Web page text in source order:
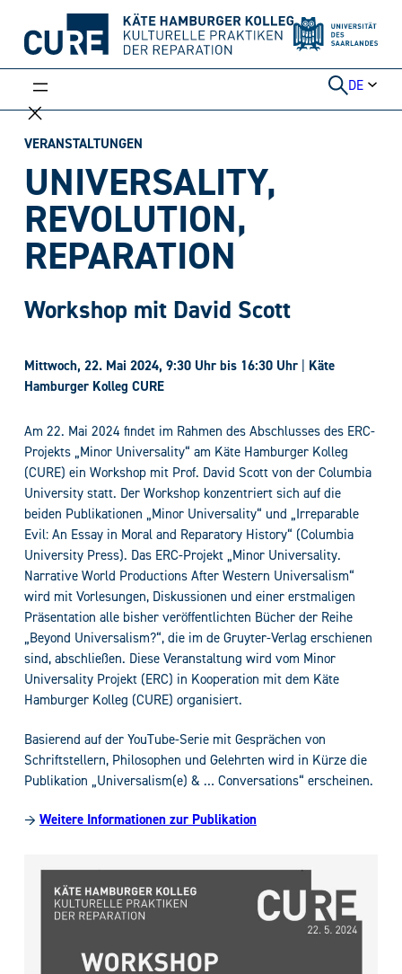
Inhalt
DE
VERANSTALTUNGEN
UNIVERSALITY,
REVOLUTION,
REPARATION
Workshop mit David Scott
Mittwoch, 22. Mai 2024, 9:30 Uhr bis 16:30 Uhr| Käte
Hamburger Kolleg CURE
Am 22. Mai 2024 findet im Rahmen des Abschlusses des ERC-
Projekts „Minor Universality“ am Käte Hamburger Kolleg
(CURE) ein Workshop mit Prof. David Scott von der Columbia
University statt. Der Workshop konzentriert sich auf die
beiden Publikationen „Minor Universality“ und „Irreparable
Evil: An Essay in Moral and Reparatory History“ (Columbia
University Press). Das ERC-Projekt „Minor Universality.
Narrative World Productions After Western Universalism“
wird mit Vorlesungen, Diskussionen und einer erstmaligen
Präsentation alle bisher veröffentlichten Bücher der Reihe
„Beyond Universalism?“, die im de Gruyter-Verlag erschienen
sind, abschließen. Diese Veranstaltung wird vom Minor
Universality Projekt (ERC) in Kooperation mit dem Käte
Hamburger Kolleg (CURE) organisiert.
Basierend auf der YouTube-Serie mit Gesprächen von
Schriftstellern, Philosophen und Gelehrten wird in Kürze die
Publikation „Universalism(e) & … Conversations“ erscheinen.
→ Weitere Informationen zur Publikation